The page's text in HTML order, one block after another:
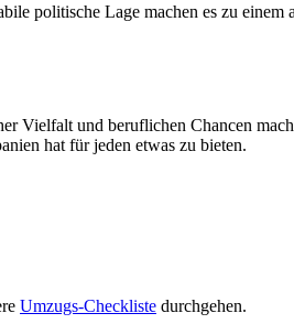
politische Lage machen es zu
Vielfalt und beruflichen Chancen
hat für jeden etwas zu bieten.
Umzugs-Checkliste durchgehen.